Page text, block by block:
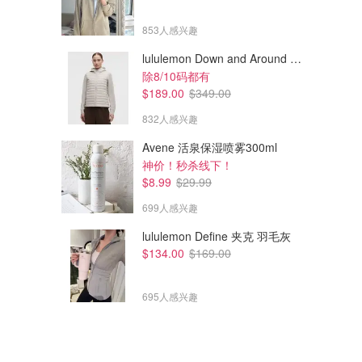
$129.00
levoit Core Mini 静音空气净化
器 HEPA滤网
Amazon澳洲亚马逊
$99.00
levoit Core Mini 灰色空气净化
器
Amazon澳洲亚马逊
853人感兴趣
lululemon Down and Around 羽绒夹克
除8/10码都有
$189.00 $349.00
832人感兴趣
Avene 活泉保湿喷雾300ml
神价！秒杀线下！
$8.99 $29.99
699人感兴趣
lululemon Define 夹克 羽毛灰
$134.00 $169.00
695人感兴趣